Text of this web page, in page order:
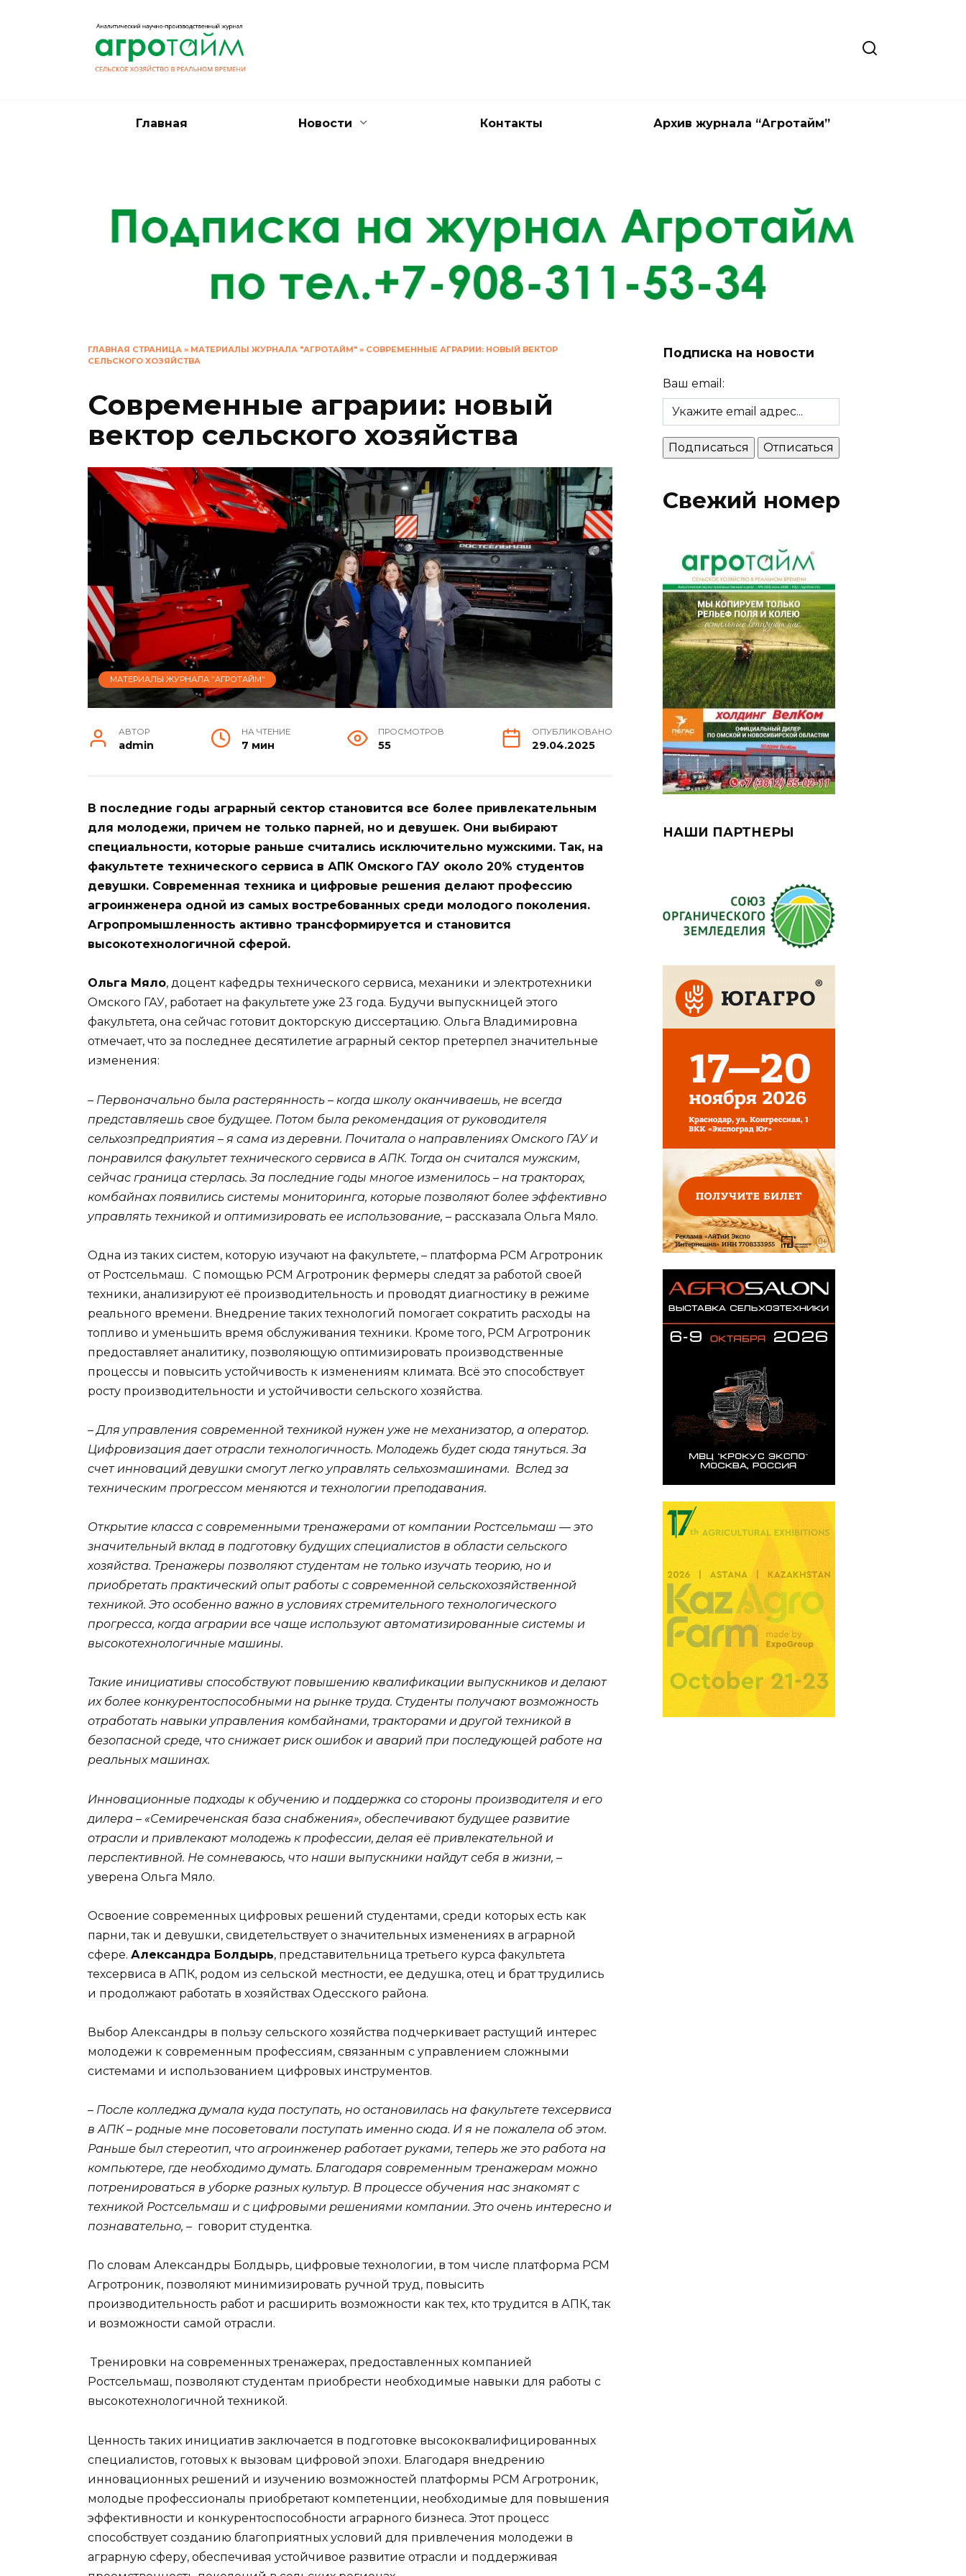
Главная Новости Контакты Архив журнала “Агротайм”
ГЛАВНАЯ СТРАНИЦА » МАТЕРИАЛЫ ЖУРНАЛА "АГРОТАЙМ" » СОВРЕМЕННЫЕ АГРАРИИ: НОВЫЙ ВЕКТОР
СЕЛЬСКОГО ХОЗЯЙСТВА
Современные аграрии: новый
вектор сельского хозяйства
МАТЕРИАЛЫ ЖУРНАЛА "АГРОТАЙМ"
АВТОР
admin
НА ЧТЕНИЕ
7 мин
ПРОСМОТРОВ
55
ОПУБЛИКОВАНО
29.04.2025
В последние годы аграрный сектор становится все более привлекательным
для молодежи, причем не только парней, но и девушек. Они выбирают
специальности, которые раньше считались исключительно мужскими. Так, на
факультете технического сервиса в АПК Омского ГАУ около 20% студентов
девушки. Современная техника и цифровые решения делают профессию
агроинженера одной из самых востребованных среди молодого поколения.
Агропромышленность активно трансформируется и становится
высокотехнологичной сферой.
Ольга Мяло, доцент кафедры технического сервиса, механики и электротехники
Омского ГАУ, работает на факультете уже 23 года. Будучи выпускницей этого
факультета, она сейчас готовит докторскую диссертацию. Ольга Владимировна
отмечает, что за последнее десятилетие аграрный сектор претерпел значительные
изменения:
– Первоначально была растерянность – когда школу оканчиваешь, не всегда
представляешь свое будущее. Потом была рекомендация от руководителя
сельхозпредприятия – я сама из деревни. Почитала о направлениях Омского ГАУ и
понравился факультет технического сервиса в АПК. Тогда он считался мужским,
сейчас граница стерлась. За последние годы многое изменилось – на тракторах,
комбайнах появились системы мониторинга, которые позволяют более эффективно
управлять техникой и оптимизировать ее использование, – рассказала Ольга Мяло.
Одна из таких систем, которую изучают на факультете, – платформа РСМ Агротроник
от Ростсельмаш. С помощью РСМ Агротроник фермеры следят за работой своей
техники, анализируют её производительность и проводят диагностику в режиме
реального времени. Внедрение таких технологий помогает сократить расходы на
топливо и уменьшить время обслуживания техники. Кроме того, РСМ Агротроник
предоставляет аналитику, позволяющую оптимизировать производственные
процессы и повысить устойчивость к изменениям климата. Всё это способствует
росту производительности и устойчивости сельского хозяйства.
– Для управления современной техникой нужен уже не механизатор, а оператор.
Цифровизация дает отрасли технологичность. Молодежь будет сюда тянуться. За
счет инноваций девушки смогут легко управлять сельхозмашинами. Вслед за
техническим прогрессом меняются и технологии преподавания.
Открытие класса с современными тренажерами от компании Ростсельмаш — это
значительный вклад в подготовку будущих специалистов в области сельского
хозяйства. Тренажеры позволяют студентам не только изучать теорию, но и
приобретать практический опыт работы с современной сельскохозяйственной
техникой. Это особенно важно в условиях стремительного технологического
прогресса, когда аграрии все чаще используют автоматизированные системы и
высокотехнологичные машины.
Такие инициативы способствуют повышению квалификации выпускников и делают
их более конкурентоспособными на рынке труда. Студенты получают возможность
отработать навыки управления комбайнами, тракторами и другой техникой в
безопасной среде, что снижает риск ошибок и аварий при последующей работе на
реальных машинах.
Инновационные подходы к обучению и поддержка со стороны производителя и его
дилера – «Семиреченская база снабжения», обеспечивают будущее развитие
отрасли и привлекают молодежь к профессии, делая её привлекательной и
перспективной. Не сомневаюсь, что наши выпускники найдут себя в жизни, –
уверена Ольга Мяло.
Освоение современных цифровых решений студентами, среди которых есть как
парни, так и девушки, свидетельствует о значительных изменениях в аграрной
сфере. Александра Болдырь, представительница третьего курса факультета
техсервиса в АПК, родом из сельской местности, ее дедушка, отец и брат трудились
и продолжают работать в хозяйствах Одесского района.
Выбор Александры в пользу сельского хозяйства подчеркивает растущий интерес
молодежи к современным профессиям, связанным с управлением сложными
системами и использованием цифровых инструментов.
– После колледжа думала куда поступать, но остановилась на факультете техсервиса
в АПК – родные мне посоветовали поступать именно сюда. И я не пожалела об этом.
Раньше был стереотип, что агроинженер работает руками, теперь же это работа на
компьютере, где необходимо думать. Благодаря современным тренажерам можно
потренироваться в уборке разных культур. В процессе обучения нас знакомят с
техникой Ростсельмаш и с цифровыми решениями компании. Это очень интересно и
познавательно, – говорит студентка.
По словам Александры Болдырь, цифровые технологии, в том числе платформа РСМ
Агротроник, позволяют минимизировать ручной труд, повысить
производительность работ и расширить возможности как тех, кто трудится в АПК, так
и возможности самой отрасли.
Тренировки на современных тренажерах, предоставленных компанией
Ростсельмаш, позволяют студентам приобрести необходимые навыки для работы с
высокотехнологичной техникой.
Ценность таких инициатив заключается в подготовке высококвалифицированных
специалистов, готовых к вызовам цифровой эпохи. Благодаря внедрению
инновационных решений и изучению возможностей платформы РСМ Агротроник,
молодые профессионалы приобретают компетенции, необходимые для повышения
эффективности и конкурентоспособности аграрного бизнеса. Этот процесс
способствует созданию благоприятных условий для привлечения молодежи в
аграрную сферу, обеспечивая устойчивое развитие отрасли и поддерживая
Подписка на новости
Ваш email:
Свежий номер
НАШИ ПАРТНЕРЫ